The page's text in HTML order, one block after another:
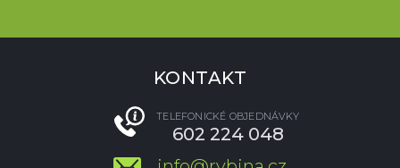
KONTAKT
TELEFONICKÉ OBJEDNÁVKY
602 224 048